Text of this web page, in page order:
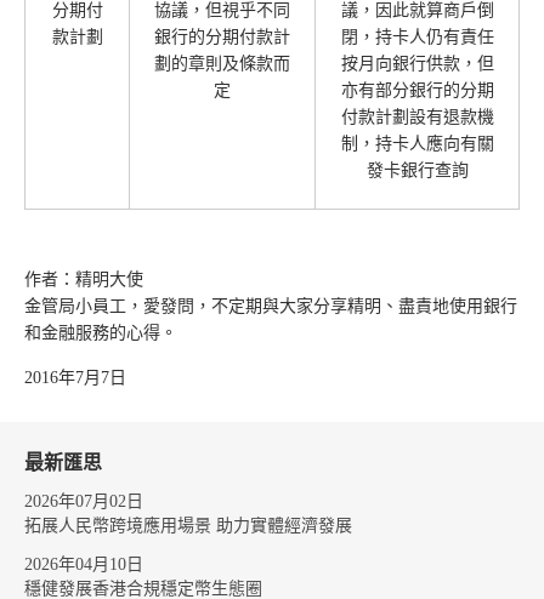
分期付
款計劃
協議，但視乎不同
銀行的分期付款計
劃的章則及條款而
定
議，因此就算商戶倒
閉，持卡人仍有責任
按月向銀行供款，但
亦有部分銀行的分期
付款計劃設有退款機
制，持卡人應向有關
發卡銀行查詢
作者：精明大使
金管局小員工，愛發問，不定期與大家分享精明、盡責地使用銀行
和金融服務的心得。
2016年7月7日
最新匯思
2026年07月02日
拓展人民幣跨境應用場景 助力實體經濟發展
2026年04月10日
穩健發展香港合規穩定幣生態圈